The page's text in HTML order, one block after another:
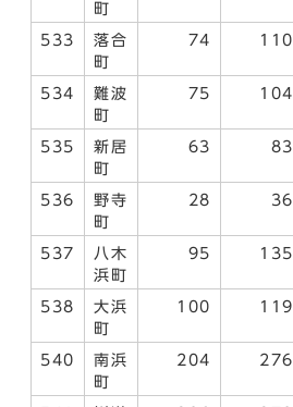
町
533
落合
町
74 110
534
難波
町
75 104
535
新居
町
63 83
536
野寺
町
28 36
537
八木
浜町
95 135
538
大浜
町
100 119
540
南浜
町
204 276